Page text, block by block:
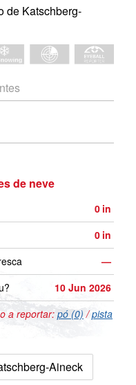
de Katschberg-
de neve
0 in
0 in
—
10 Jun 2026
a reportar: pó (0) /pista
Aineck